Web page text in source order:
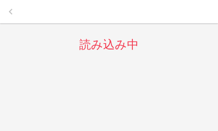
keyboard_arrow_left
読み込み中